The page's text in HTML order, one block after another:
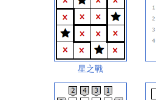
星之戰